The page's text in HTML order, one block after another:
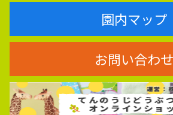
園内マップ
お問い合わせ